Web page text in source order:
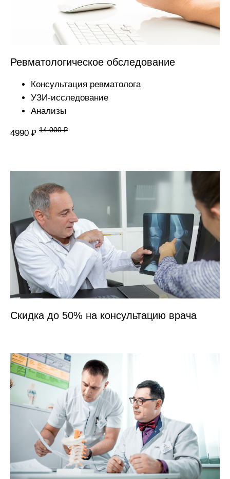
Ревматологическое обследование
Консультация ревматолога
УЗИ-исследование
Анализы
4990 ₽ 14 000 ₽
Скидка до 50% на консультацию врача
на основании медицинских лицензий
в соответствии с рекомендациями
Минздрава России
Л041-01137-77/00321275 и
Посмотреть лицензии
КАК К НАМ ДОБРАТЬСЯ
Клиника у м. «Юго-Западная»
Клиника у м. «Бауманская»